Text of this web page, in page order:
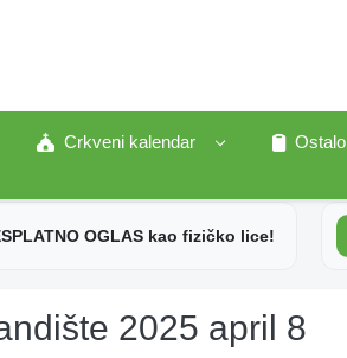
Crkveni kalendar
Ostalo
OGLAS kao fizičko lice!
2025 april 8